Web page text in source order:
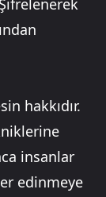
hakkıdır.
insanlar
edinmeye